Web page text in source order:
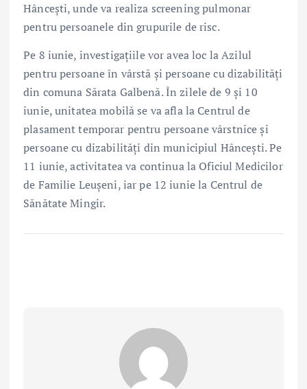
Hâncești, unde va realiza screening pulmonar
pentru persoanele din grupurile de risc.
Pe 8 iunie, investigațiile vor avea loc la Azilul
pentru persoane în vârstă și persoane cu dizabilități
din comuna Sărata Galbenă. În zilele de 9 și 10
iunie, unitatea mobilă se va afla la Centrul de
plasament temporar pentru persoane vârstnice și
persoane cu dizabilități din municipiul Hâncești. Pe
11 iunie, activitatea va continua la Oficiul Medicilor
de Familie Leușeni, iar pe 12 iunie la Centrul de
Sănătate Mingir.